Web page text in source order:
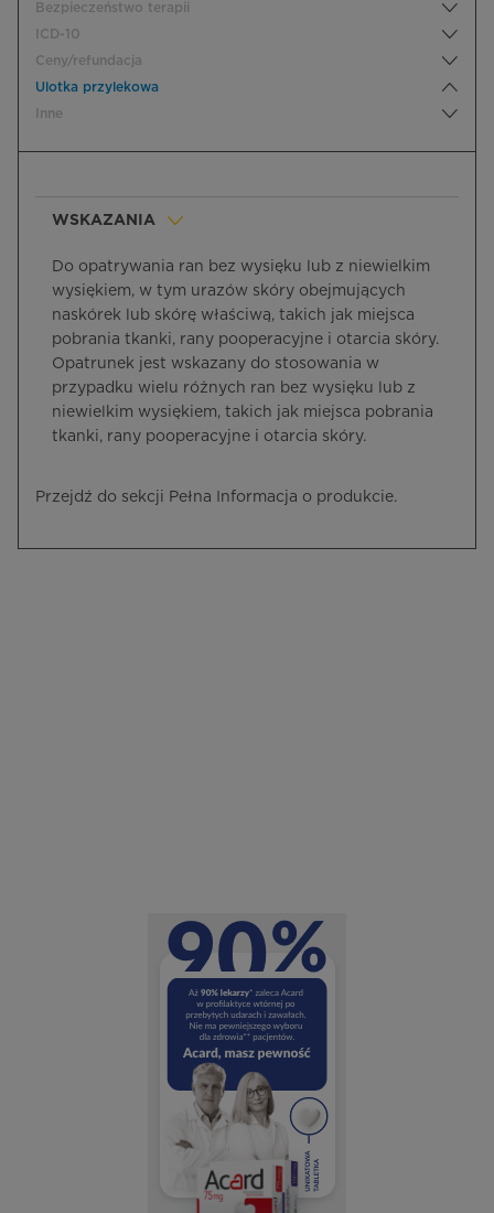
Bezpieczeństwo terapii
ICD-10
Ceny/refundacja
Ulotka przylekowa
Inne
WSKAZANIA
Do opatrywania ran bez wysięku lub z niewielkim
wysiękiem, w tym urazów skóry obejmujących
naskórek lub skórę właściwą, takich jak miejsca
pobrania tkanki, rany pooperacyjne i otarcia skóry.
Opatrunek jest wskazany do stosowania w
przypadku wielu różnych ran bez wysięku lub z
niewielkim wysiękiem, takich jak miejsca pobrania
tkanki, rany pooperacyjne i otarcia skóry.
Przejdź do sekcji Pełna Informacja o produkcie.